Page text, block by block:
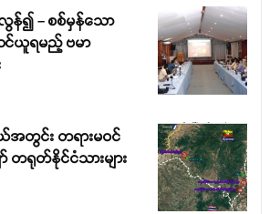
န်၍ – စစ်မှန်သော
ယူရမည့် ဗမာ
အတွင်း တရားမဝင်
တရုတ်နိုင်ငံသားများ